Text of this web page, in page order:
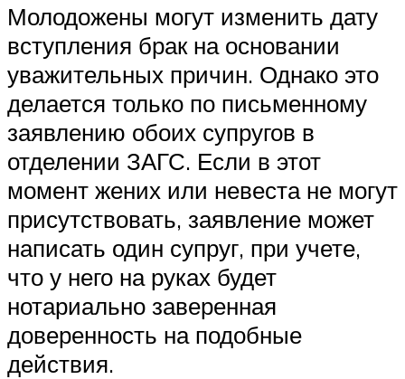
Молодожены могут изменить дату
вступления брак на основании
уважительных причин. Однако это
делается только по письменному
заявлению обоих супругов в
отделении ЗАГС. Если в этот
момент жених или невеста не могут
присутствовать, заявление может
написать один супруг, при учете,
что у него на руках будет
нотариально заверенная
доверенность на подобные
действия.